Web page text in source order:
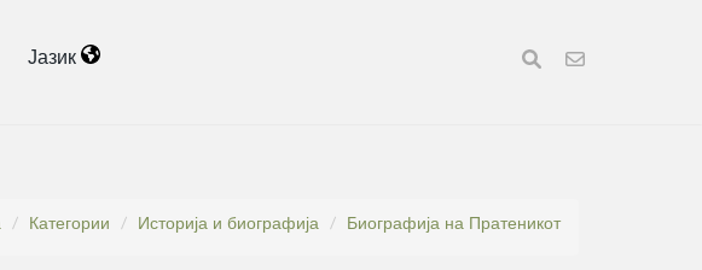
Јазик
Категории Историја и биографија Биографија на Пратеникот